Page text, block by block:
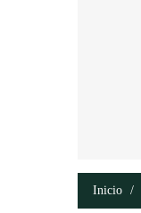
Inicio